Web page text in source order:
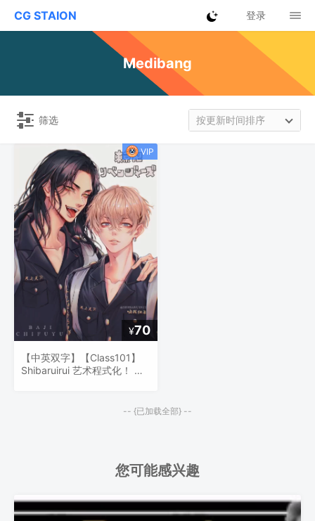
CG STAION 登录
Medibang
筛选 按更新时间排序
¥70
【中英双字】【Class101】
Shibaruirui 艺术程式化！ 强
-- {已加载全部} --
您可能感兴趣